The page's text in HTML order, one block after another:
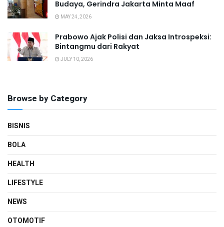
Budaya, Gerindra Jakarta Minta Maaf
MAY 24, 2026
Prabowo Ajak Polisi dan Jaksa Introspeksi:
Bintangmu dari Rakyat
JULY 10, 2026
Browse by Category
BISNIS
BOLA
HEALTH
LIFESTYLE
NEWS
OTOMOTIF